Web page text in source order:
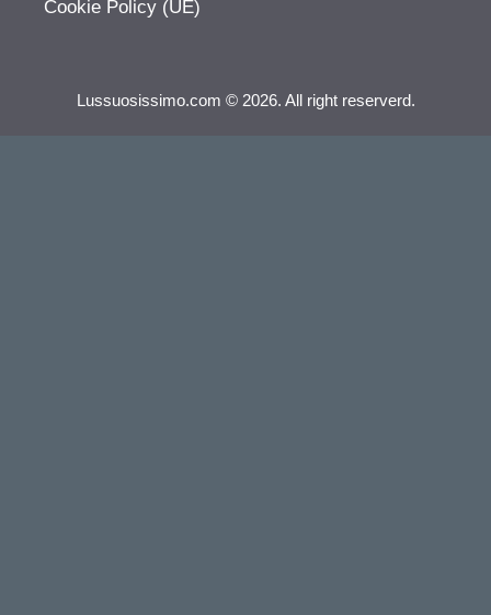
Cookie Policy (UE)
Lussuosissimo.com © 2026. All right reserverd.